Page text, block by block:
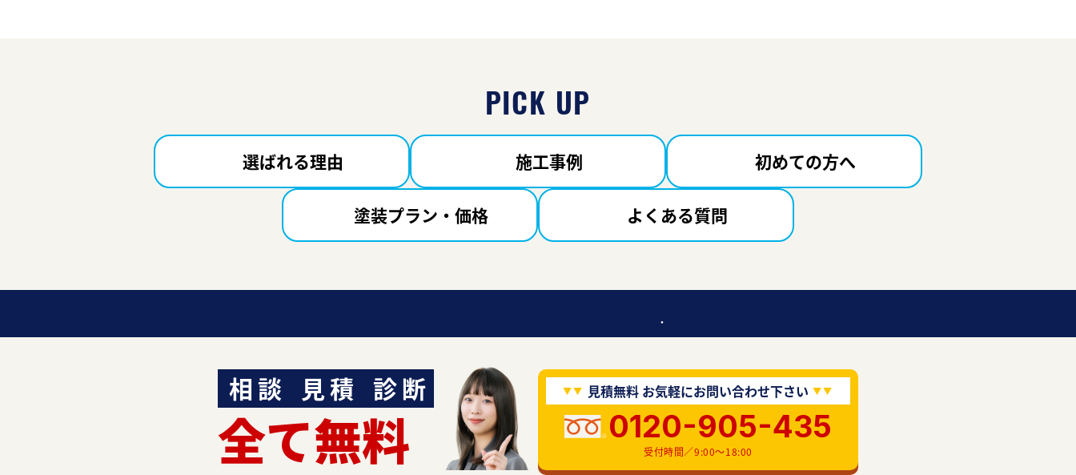
PICK UP
選ばれる理由 施工事例 初めての方へ
塗装プラン・価格 よくある質問
迷ったら聞いてみよう！
相談 見積 診断
全て無料
見積無料 お気軽にお問い合わせ下さい
0120-905-435
受付時間／9:00〜18:00